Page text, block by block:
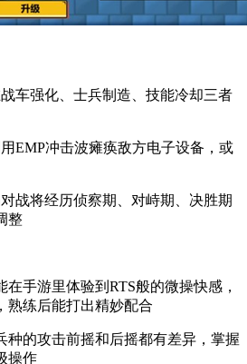
车强化、士兵制造、技能冷却三者
EMP冲击波瘫痪敌方电子设备，或
战将经历侦察期、对峙期、决胜期
整
在手游里体验到RTS般的微操快感，
熟练后能打出精妙配合
种的攻击前摇和后摇都有差异，掌握
操作